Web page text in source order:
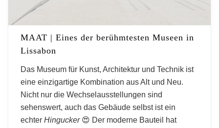
MAAT | Eines der berühmtesten Museen in
Lissabon
Das Museum für Kunst, Architektur und Technik ist
eine einzigartige Kombination aus Alt und Neu.
Nicht nur die Wechselausstellungen sind
sehenswert, auch das Gebäude selbst ist ein
echter Hingucker😍 Der moderne Bauteil hat